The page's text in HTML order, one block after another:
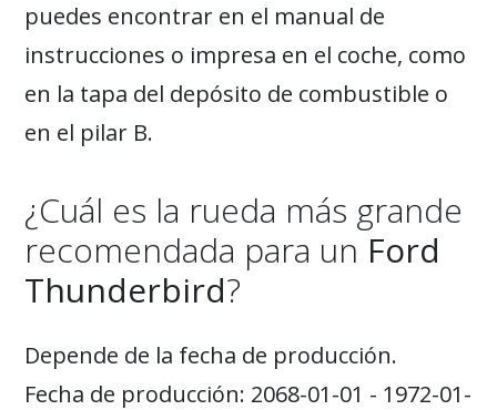
puedes encontrar en el manual de
instrucciones o impresa en el coche, como
en la tapa del depósito de combustible o
en el pilar B.
¿Cuál es la rueda más grande
recomendada para un Ford
Thunderbird?
Depende de la fecha de producción.
Fecha de producción: 2068-01-01 - 1972-01-